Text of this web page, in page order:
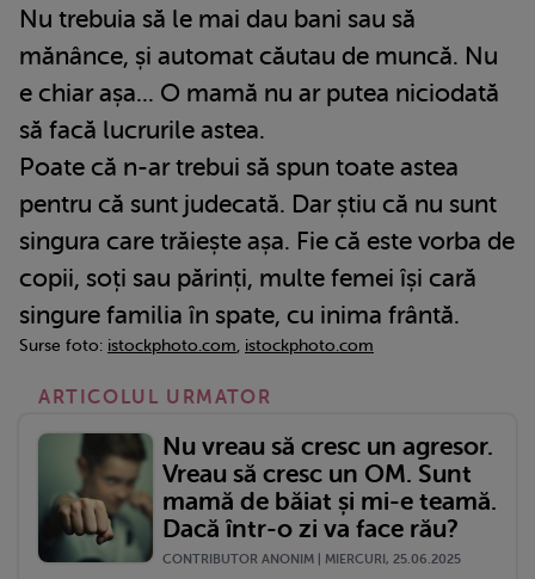
Nu trebuia să le mai dau bani sau să
mănânce, și automat căutau de muncă. Nu
e chiar așa... O mamă nu ar putea niciodată
să facă lucrurile astea.
Poate că n-ar trebui să spun toate astea
pentru că sunt judecată. Dar știu că nu sunt
singura care trăiește așa. Fie că este vorba de
copii, soți sau părinți, multe femei își cară
singure familia în spate, cu inima frântă.
Surse foto: istockphoto.com istockphoto.com
ARTICOLUL URMATOR
Nu vreau să cresc un agresor.
Vreau să cresc un OM. Sunt
mamă de băiat și mi-e teamă.
Dacă într-o zi va face rău?
CONTRIBUTOR ANONIM | MIERCURI, 25.06.2025